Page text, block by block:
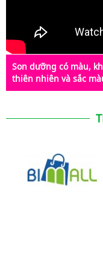
Son dưỡng có màu,
thiên nhiên và sắc